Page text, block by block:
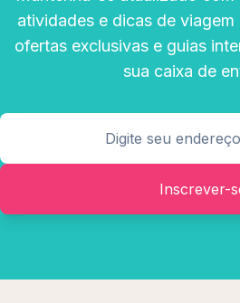
atividades e dicas de viagem
ofertas exclusivas e guias
sua caixa de
Inscrever-